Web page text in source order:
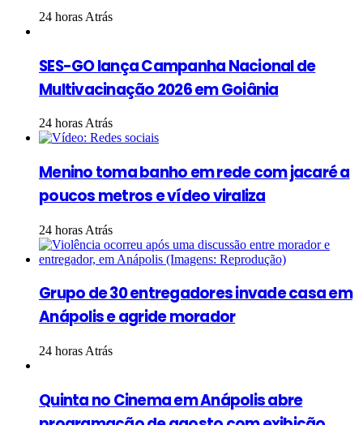
24 horas Atrás
SES-GO lança Campanha Nacional de
Multivacinação 2026 em Goiânia
24 horas Atrás
Menino toma banho em rede com jacaré a
poucos metros e vídeo viraliza
24 horas Atrás
Grupo de 30 entregadores invade casa em
Anápolis e agride morador
24 horas Atrás
Quinta no Cinema em Anápolis abre